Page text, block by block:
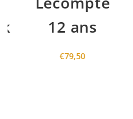
12 ans
79,50